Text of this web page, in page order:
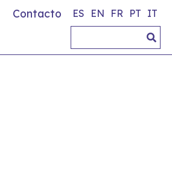
Contacto ES EN FR PT IT